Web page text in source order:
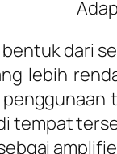
dari
lebih
tempat